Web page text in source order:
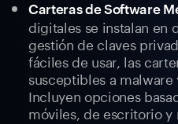
Carteras de Software
digitales se instalan en
gestión de claves
fáciles de usar, las
susceptibles a
Incluyen opciones
móviles, de escritorio y